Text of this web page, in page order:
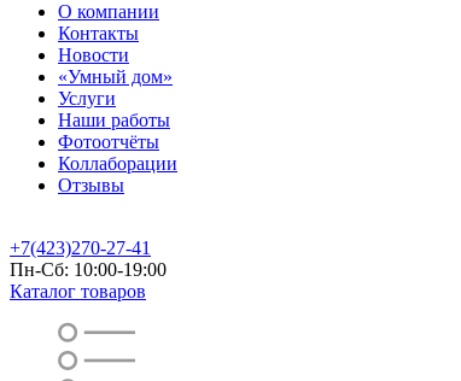
О компании
Контакты
Новости
«Умный дом»
Услуги
Наши работы
Фотоотчёты
Коллаборации
Отзывы
+7(423)270-27-41
Пн-Сб: 10:00-19:00
Каталог товаров